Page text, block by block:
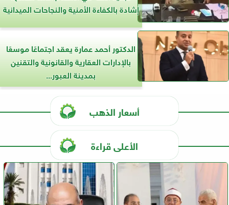
إشادة بالكفاءة الأمنية والنجاحات الميدانية
الدكتور أحمد عمارة يعقد اجتماعًا موسعًا
بالإدارات العقارية والقانونية والتقنين
بمدينة العبور...
أسعار الذهب
الأعلى قراءة